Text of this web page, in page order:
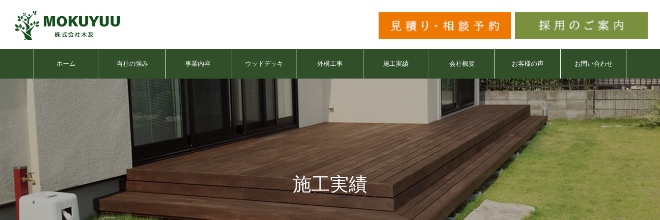
ホーム 当社の強み 事業内容 ウッドデッキ 外構工事 施工実績 会社概要 お客様の声 お問い合わせ
施工実績